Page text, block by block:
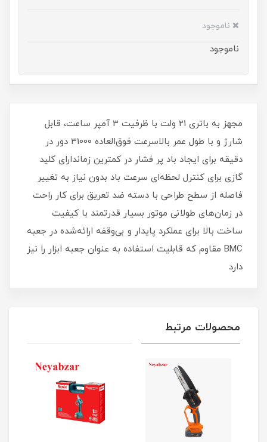
ناموجود
ناموجود
مجهز به باتری 21 ولت با ظرفیت 3 آمپر ساعت، قابل
شارژ و با طول عمر بالاسرعت فوق‌العاده 31000 دور در
دقیقه برای ایجاد باد پر فشار در کمترین زماندارای کلید
گازی برای کنترل لحظه‌ای سرعت باد بدون نیاز به تغییر
فاصله از سطح طراحی با دسته ضد تعریق برای کار راحت
در زمان‌های طولانی موتور بسیار قدرتمند با کیفیت
ساخت بالا برای عملکرد پایدار و بی‌وقفه ارائه‌شده در جعبه
BMC مقاوم که قابلیت استفاده به عنوان جعبه ابزار را نیز
دارد
محصولات مرتبط